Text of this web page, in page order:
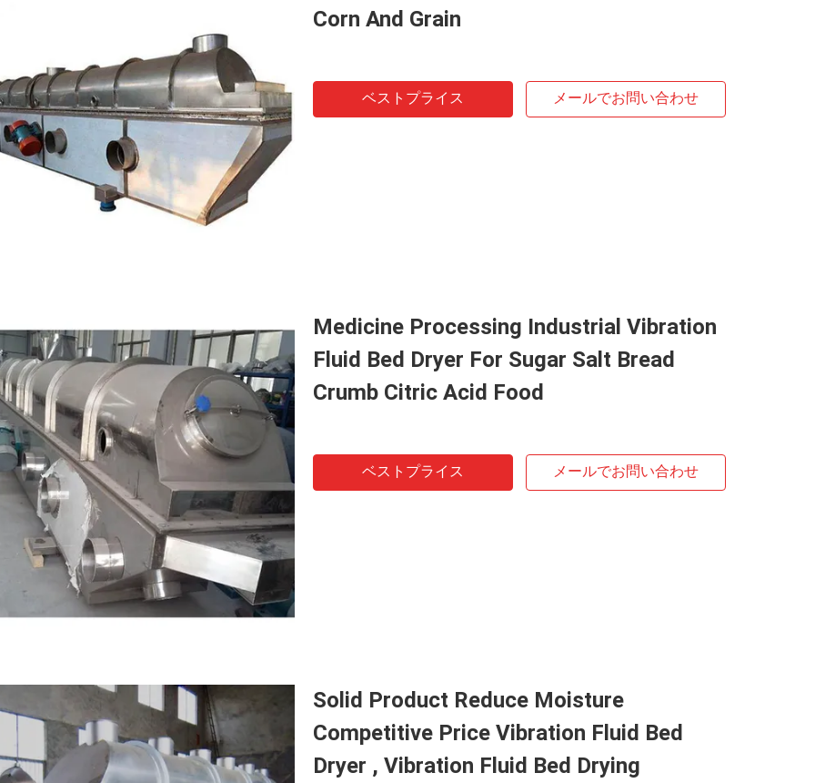
Corn And Grain
ベストプライス メールでお問い合わせ
Medicine Processing Industrial Vibration
Fluid Bed Dryer For Sugar Salt Bread
Crumb Citric Acid Food
ベストプライス メールでお問い合わせ
Solid Product Reduce Moisture
Competitive Price Vibration Fluid Bed
Dryer , Vibration Fluid Bed Drying